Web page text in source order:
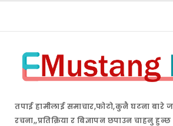
तपाई हामीलाई समाचार,फोटो,कुनै घटना बारे
रचना,,प्रतिक्रिया र बिज्ञापन छपाउन चाहनु